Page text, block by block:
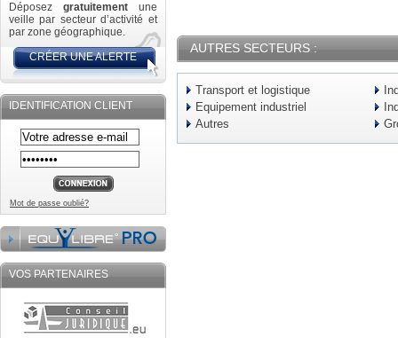
Déposez gratuitement une
veille par secteur d’activité et
par zone géographique.
CRÉER UNE ALERTE
IDENTIFICATION CLIENT
Mot de passe oublié?
VOS PARTENAIRES
AUTRES SECTEURS :
Transport et logistique
Equipement industriel
Autres